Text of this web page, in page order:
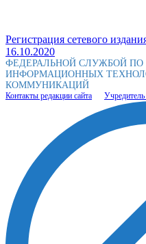
Регистрация сетевого
16.10.2020
ФЕДЕРАЛЬНОЙ СЛУЖБОЙ ПО
ИНФОРМАЦИОННЫХ
КОММУНИКАЦИЙ
Контакты редакции сайта